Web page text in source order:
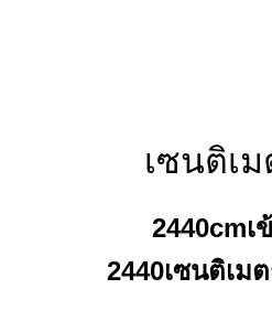
เซนติเ
2440cmเ
2440เซนติเม